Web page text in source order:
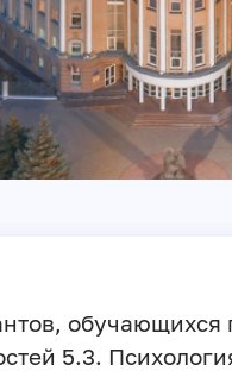
обучающихся
5.3.